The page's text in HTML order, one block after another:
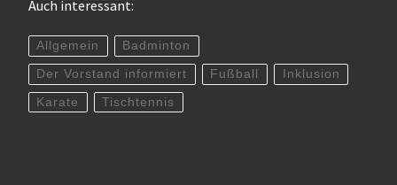
Auch interessant:
Allgemein Badminton
Der Vorstand informiert Fußball Inklusion
Karate Tischtennis